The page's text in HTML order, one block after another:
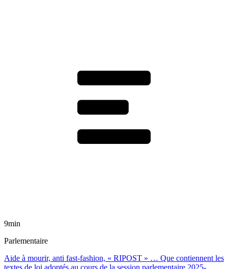
9min
Parlementaire
Aide à mourir, anti fast-fashion, « RIPOST » … Que contiennent les
textes de loi adoptés au cours de la session parlementaire 2025-